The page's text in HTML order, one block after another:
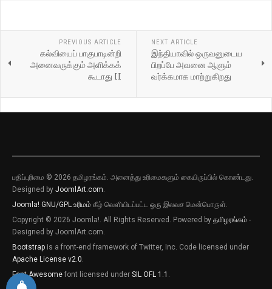
PREVIOUS ARTICLE
கல்வியைப் பாகுபாடின்றி
அனைவருக்கும் அளிக்கக்
கூடாது II
NEXT ARTICLE
இந்தியாவில் ஒருவனுடைய
பிறப்பே அவனை ஆளும்
வர்க்கமாக மாற்றுகிறது
பதிப்புரிமை © 2026 தமிழரங்கம். அனைத்து உரிமைகளும் கையிருப்பில் கொண்டது.
Designed by JoomlArt.com.
Joomla! GNU/GPL உரிமம் கீழ் வெளியிடப்பட்ட ஒரு இலவச மென்பொருள்.
Copyright © 2026 Joomla!. All Rights Reserved. Powered by தமிழரங்கம் -
Designed by JoomlArt.com.
Bootstrap is a front-end framework of Twitter, Inc. Code licensed under
Apache License v2.0.
Font Awesome font licensed under SIL OFL 1.1 .